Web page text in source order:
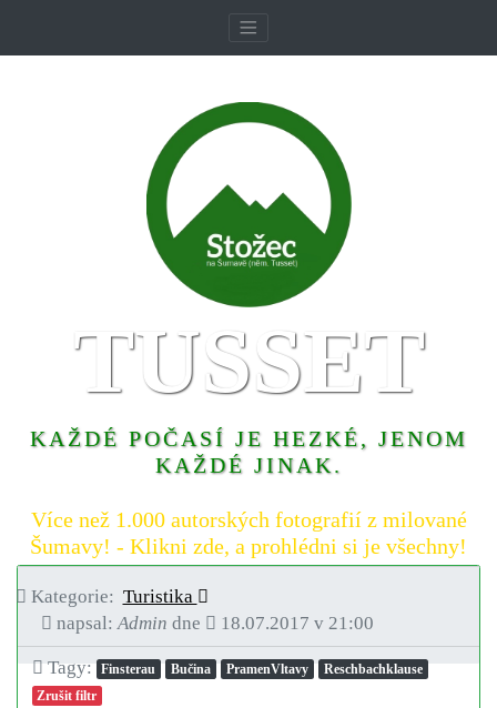
TUSSET
KAŽDÉ POČASÍ JE HEZKÉ, JENOM
KAŽDÉ JINAK.
Více než 1.000 autorských fotografií z milované
Šumavy! - Klikni zde, a prohlédni si je všechny!
Kategorie: Turistika
napsal:Admin dne 18.07.2017 v 21:00
Tagy: Finsterau Bučina PramenVltavy
Reschbachklause
Zrušit filtr